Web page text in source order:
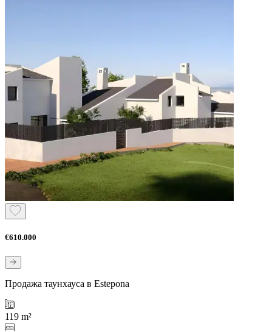
€610.000
Продажа таунхауса в Estepona
119 m²